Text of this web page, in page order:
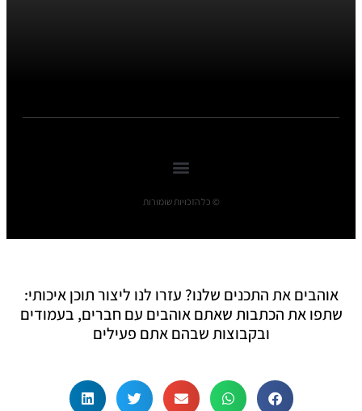
© כל הזכויות שומורות
אוהבים את התכנים שלנו? עזרו לנו ליצור תוכן איכותי:
שתפו את הכתבות שאתם אוהבים עם חברים, בעמודים
ובקבוצות שבהם אתם פעילים